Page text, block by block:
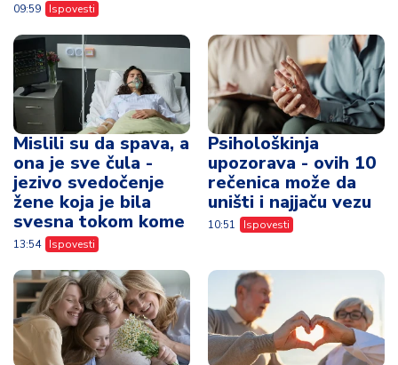
09:59 Ispovesti
Mislili su da spava, a
ona je sve čula -
jezivo svedočenje
žene koja je bila
svesna tokom kome
13:54 Ispovesti
Psihološkinja
upozorava - ovih 10
rečenica može da
uništi i najjaču vezu
10:51 Ispovesti